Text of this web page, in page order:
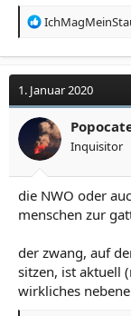
R
a
t
i
o
n
e
1. Januar 2020
Inquisitor
die NWO oder
menschen zur
der zwang, auf
sitzen, ist aktuell
wirkliches